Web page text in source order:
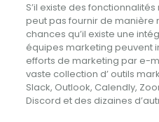
S’il existe des
peut pas fournir de manière
chances qu’il existe une
équipes marketing peuvent
efforts de marketing par e-
vaste collection d’ outils
Slack, Outlook, Calendly,
Discord et des dizaines